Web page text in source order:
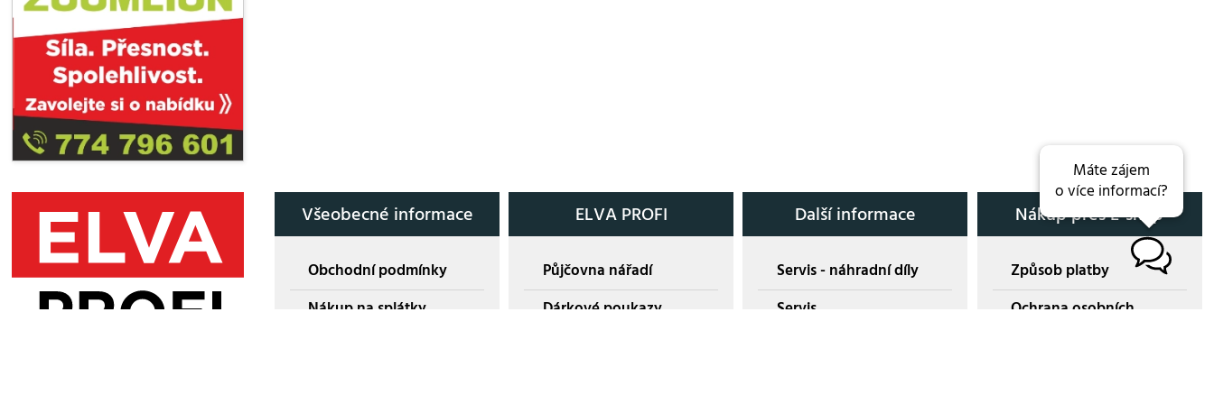
Všeobecné informace
Obchodní podmínky
Nákup na splátky
ELVA PROFI
Půjčovna nářadí
Dárkové poukazy
Další informace
Servis - náhradní díly
Servis
Nákup přes E-shop
Způsob platby
Ochrana osobních
Máte zájem
o více informací?
B